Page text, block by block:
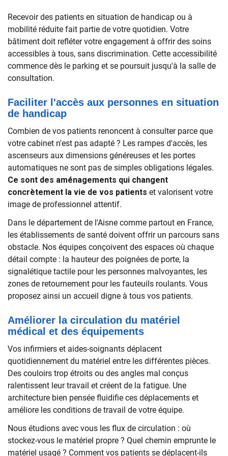
Recevoir des patients en situation de handicap ou à
mobilité réduite fait partie de votre quotidien. Votre
bâtiment doit refléter votre engagement à offrir des soins
accessibles à tous, sans discrimination. Cette accessibilité
commence dès le parking et se poursuit jusqu'à la salle de
consultation.
Faciliter l'accès aux personnes en situation
de handicap
Combien de vos patients renoncent à consulter parce que
votre cabinet n'est pas adapté ? Les rampes d'accès, les
ascenseurs aux dimensions généreuses et les portes
automatiques ne sont pas de simples obligations légales.
Ce sont des aménagements qui changent
concrètement la vie de vos patients et valorisent votre
image de professionnel attentif.
Dans le département de l'Aisne comme partout en France,
les établissements de santé doivent offrir un parcours sans
obstacle. Nos équipes conçoivent des espaces où chaque
détail compte : la hauteur des poignées de porte, la
signalétique tactile pour les personnes malvoyantes, les
zones de retournement pour les fauteuils roulants. Vous
proposez ainsi un accueil digne à tous vos patients.
Améliorer la circulation du matériel
médical et des équipements
Vos infirmiers et aides-soignants déplacent
quotidiennement du matériel entre les différentes pièces.
Des couloirs trop étroits ou des angles mal conçus
ralentissent leur travail et créent de la fatigue. Une
architecture bien pensée fluidifie ces déplacements et
améliore les conditions de travail de votre équipe.
Nous étudions avec vous les flux de circulation : où
stockez-vous le matériel propre ? Quel chemin emprunte le
matériel usagé ? Comment vos patients se déplacent-ils